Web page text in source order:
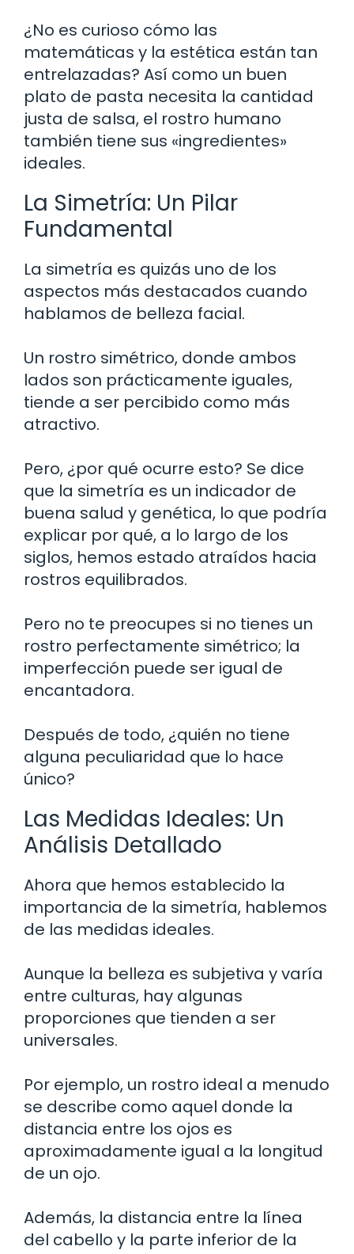
¿No es curioso cómo las
matemáticas y la estética están tan
entrelazadas? Así como un buen
plato de pasta necesita la cantidad
justa de salsa, el rostro humano
también tiene sus «ingredientes»
ideales.
La Simetría: Un Pilar
Fundamental
La simetría es quizás uno de los
aspectos más destacados cuando
hablamos de belleza facial.
Un rostro simétrico, donde ambos
lados son prácticamente iguales,
tiende a ser percibido como más
atractivo.
Pero, ¿por qué ocurre esto? Se dice
que la simetría es un indicador de
buena salud y genética, lo que podría
explicar por qué, a lo largo de los
siglos, hemos estado atraídos hacia
rostros equilibrados.
Pero no te preocupes si no tienes un
rostro perfectamente simétrico; la
imperfección puede ser igual de
encantadora.
Después de todo, ¿quién no tiene
alguna peculiaridad que lo hace
único?
Las Medidas Ideales: Un
Análisis Detallado
Ahora que hemos establecido la
importancia de la simetría, hablemos
de las medidas ideales.
Aunque la belleza es subjetiva y varía
entre culturas, hay algunas
proporciones que tienden a ser
universales.
Por ejemplo, un rostro ideal a menudo
se describe como aquel donde la
distancia entre los ojos es
aproximadamente igual a la longitud
de un ojo.
Además, la distancia entre la línea
del cabello y la parte inferior de la